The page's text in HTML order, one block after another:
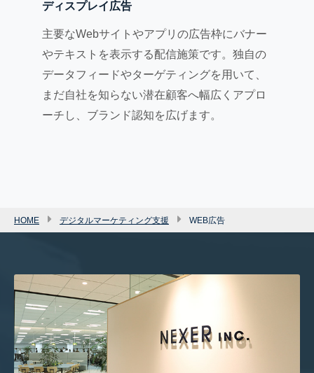
ディスプレイ広告
主要なWebサイトやアプリの広告枠にバナー
やテキストを表示する配信施策です。独自の
データフィードやターゲティングを用いて、
まだ自社を知らない潜在顧客へ幅広くアプロ
ーチし、ブランド認知を広げます。
HOME デジタルマーケティング支援 WEB広告